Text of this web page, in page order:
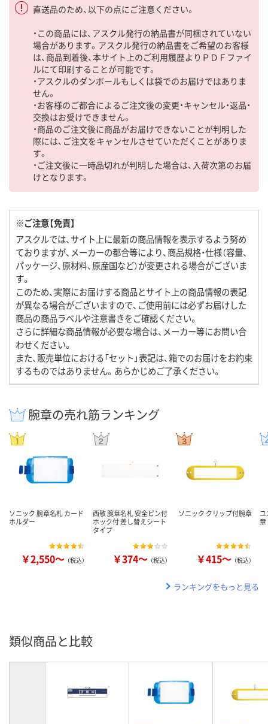
直送品のため、以下の点にご注意ください。
・この商品には、アスクル発行の納品書が同梱されていない
場合があります。アスクル発行の納品書をご希望のお客様
は、商品到着後、本サイト上のご利用履歴よりＰＤＦファイ
ルにて印刷することが可能です。
・アスクルのダンボールもしくは袋でのお届けではありま
せん。
・お客様のご都合によるご注文後の変更・キャンセル・返品・
交換はお受けできません。
・商品のご注文後に商品がお届けできないことが判明した
際には、ご注文をキャンセルさせていただくことがありま
す。
・ご注文後に一時品切れが判明した場合は、入荷次第のお届
けとなります。
※ご注意【免責】
アスクルでは、サイト上に最新の商品情報を表示するよう努め
ておりますが、メーカーの都合等により、商品規格・仕様（容量、
パッケージ、原材料、原産国など）が変更される場合がございま
す。
このため、実際にお届けする商品とサイト上の商品情報の表記
が異なる場合がございますので、ご使用前には必ずお届けした
商品の商品ラベルや注意書きをご確認ください。
さらに詳細な商品情報が必要な場合は、メーカー等にお問い合
わせください。
また、販売単位における「セット」表記は、箱でのお届けをお約束
するものではありません。あらかじめご了承ください。
腕章の売れ筋ランキング
ソニック 腕章名札 カード
ホルダー
￥2,550～ （税込）
西敬 腕章名札 安全ピン付
ホック付 差し替えシート
タイプ
￥374～ （税込）
ソニック クリップ付腕章
￥415～ （税込）
ランキングをもっと見る
類似商品と比較